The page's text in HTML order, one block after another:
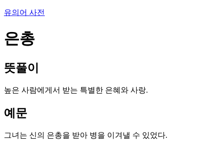
유의어 사전
은총
뜻풀이
높은 사람에게서 받는 특별한 은혜와 사랑.
예문
그녀는 신의 은총을 받아 병을 이겨낼 수 있었다.